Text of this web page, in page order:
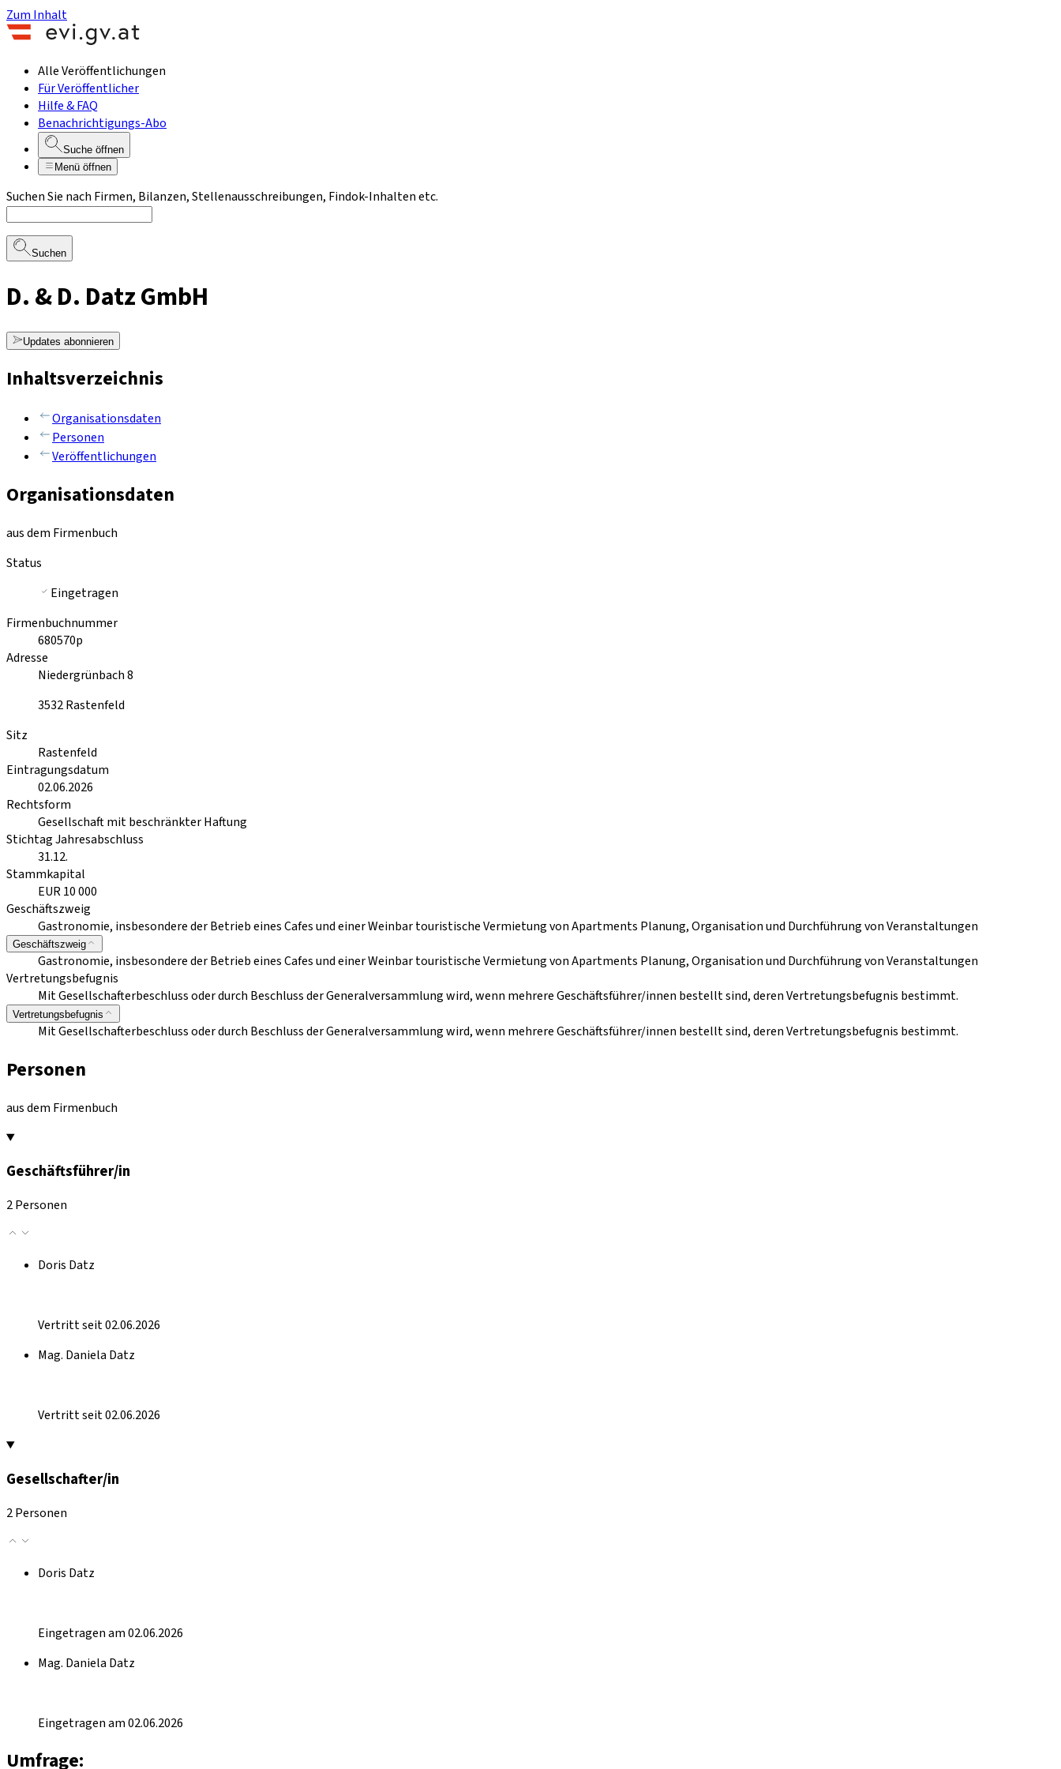
Zum Inhalt
Alle Veröffentlichungen
Für Veröffentlicher
Hilfe & FAQ
Benachrichtigungs-Abo
Suche öffnen
Menü öffnen
Suchen Sie nach Firmen, Bilanzen, Stellenausschreibungen, Findok-Inhalten etc.
Suchen
D. & D. Datz GmbH
Updates abonnieren
Inhaltsverzeichnis
Organisationsdaten
Personen
Veröffentlichungen
Organisationsdaten
aus dem Firmenbuch
Status
Eingetragen
Firmenbuchnummer
680570p
Adresse
Niedergrünbach 8
3532Rastenfeld
Sitz
Rastenfeld
Eintragungsdatum
02.06.2026
Rechtsform
Gesellschaft mit beschränkter Haftung
Stichtag Jahresabschluss
31.12.
Stammkapital
EUR 10 000
Geschäftszweig
Gastronomie, insbesondere der Betrieb eines Cafes und einer Weinbar touristische Vermietung von Apartments Planung, Organisation und Durchführung von Veranstaltungen
Geschäftszweig
Gastronomie, insbesondere der Betrieb eines Cafes und einer Weinbar touristische Vermietung von Apartments Planung, Organisation und Durchführung von Veranstaltungen
Vertretungsbefugnis
Mit Gesellschafterbeschluss oder durch Beschluss der Generalversammlung wird, wenn mehrere Geschäftsführer/innen bestellt sind, deren Vertretungsbefugnis bestimmt.
Vertretungsbefugnis
Mit Gesellschafterbeschluss oder durch Beschluss der Generalversammlung wird, wenn mehrere Geschäftsführer/innen bestellt sind, deren Vertretungsbefugnis bestimmt.
Personen
aus dem Firmenbuch
Geschäftsführer/in
2 Personen
Doris Datz
Vertritt seit 02.06.2026
Mag. Daniela Datz
Vertritt seit 02.06.2026
Gesellschafter/in
2 Personen
Doris Datz
Eingetragen am 02.06.2026
Mag. Daniela Datz
Eingetragen am 02.06.2026
Umfrage: